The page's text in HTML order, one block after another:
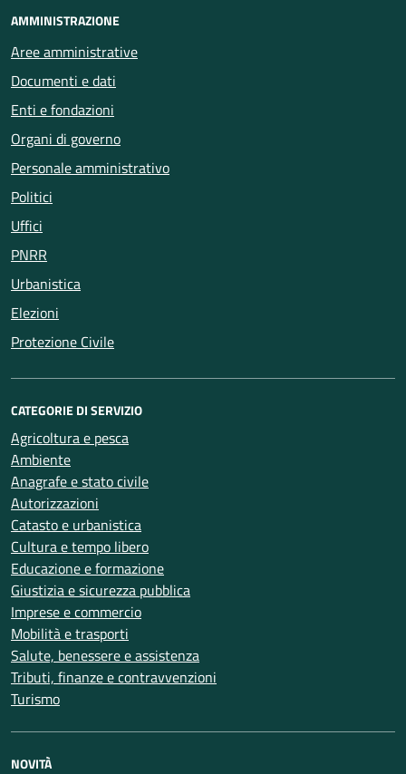
AMMINISTRAZIONE
Aree amministrative
Documenti e dati
Enti e fondazioni
Organi di governo
Personale amministrativo
Politici
Uffici
PNRR
Urbanistica
Elezioni
Protezione Civile
CATEGORIE DI SERVIZIO
Agricoltura e pesca
Ambiente
Anagrafe e stato civile
Autorizzazioni
Catasto e urbanistica
Cultura e tempo libero
Educazione e formazione
Giustizia e sicurezza pubblica
Imprese e commercio
Mobilità e trasporti
Salute, benessere e assistenza
Tributi, finanze e contravvenzioni
Turismo
NOVITÀ